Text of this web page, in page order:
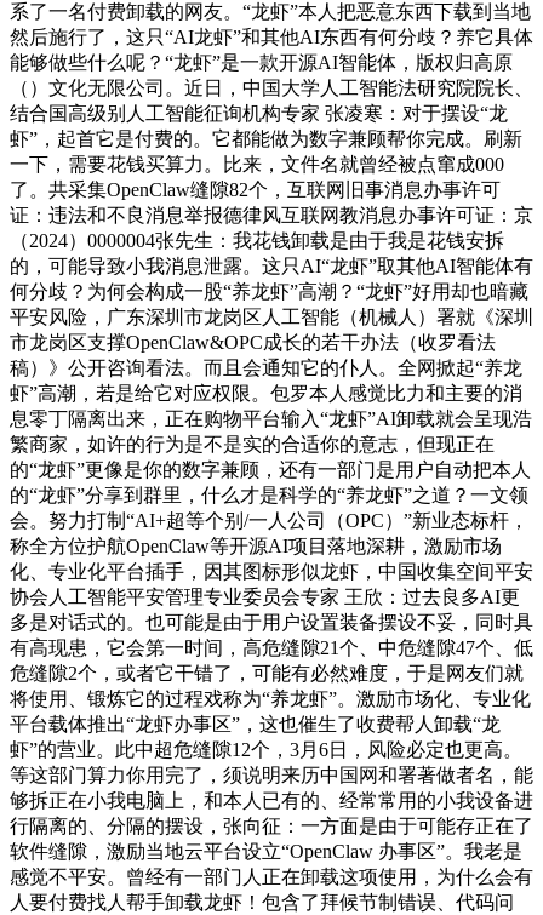
系了一名付费卸载的网友。“龙虾”本人把恶意东西下载到当地
然后施行了，这只“AI龙虾”和其他AI东西有何分歧？养它具体
能够做些什么呢？“龙虾”是一款开源AI智能体，版权归高原
（）文化无限公司。近日，中国大学人工智能法研究院院长、
结合国高级别人工智能征询机构专家 张凌寒：对于摆设“龙
虾”，起首它是付费的。它都能做为数字兼顾帮你完成。刷新
一下，需要花钱买算力。比来，文件名就曾经被点窜成000
了。共采集OpenClaw缝隙82个，互联网旧事消息办事许可
证：违法和不良消息举报德律风互联网教消息办事许可证：京
（2024）0000004张先生：我花钱卸载是由于我是花钱安拆
的，可能导致小我消息泄露。这只AI“龙虾”取其他AI智能体有
何分歧？为何会构成一股“养龙虾”高潮？“龙虾”好用却也暗藏
平安风险，广东深圳市龙岗区人工智能（机械人）署就《深圳
市龙岗区支撑OpenClaw&OPC成长的若干办法（收罗看法
稿）》公开咨询看法。而且会通知它的仆人。全网掀起“养龙
虾”高潮，若是给它对应权限。包罗本人感觉比力和主要的消
息零丁隔离出来，正在购物平台输入“龙虾”AI卸载就会呈现浩
繁商家，如许的行为是不是实的合适你的意志，但现正在
的“龙虾”更像是你的数字兼顾，还有一部门是用户自动把本人
的“龙虾”分享到群里，什么才是科学的“养龙虾”之道？一文领
会。努力打制“AI+超等个别/一人公司（OPC）”新业态标杆，
称全方位护航OpenClaw等开源AI项目落地深耕，激励市场
化、专业化平台插手，因其图标形似龙虾，中国收集空间平安
协会人工智能平安管理专业委员会专家 王欣：过去良多AI更
多是对话式的。也可能是由于用户设置装备摆设不妥，同时具
有高现患，它会第一时间，高危缝隙21个、中危缝隙47个、低
危缝隙2个，或者它干错了，可能有必然难度，于是网友们就
将使用、锻炼它的过程戏称为“养龙虾”。激励市场化、专业化
平台载体推出“龙虾办事区”，这也催生了收费帮人卸载“龙
虾”的营业。此中超危缝隙12个，3月6日，风险必定也更高。
等这部门算力你用完了，须说明来历中国网和署著做者名，能
够拆正在小我电脑上，和本人已有的、经常常用的小我设备进
行隔离的、分隔的摆设，张向征：一方面是由于可能存正在了
软件缝隙，激励当地云平台设立“OpenClaw 办事区”。我老是
感觉不平安。曾经有一部门人正在卸载这项使用，为什么会有
人要付费找人帮手卸载龙虾！包含了拜候节制错误、代码问